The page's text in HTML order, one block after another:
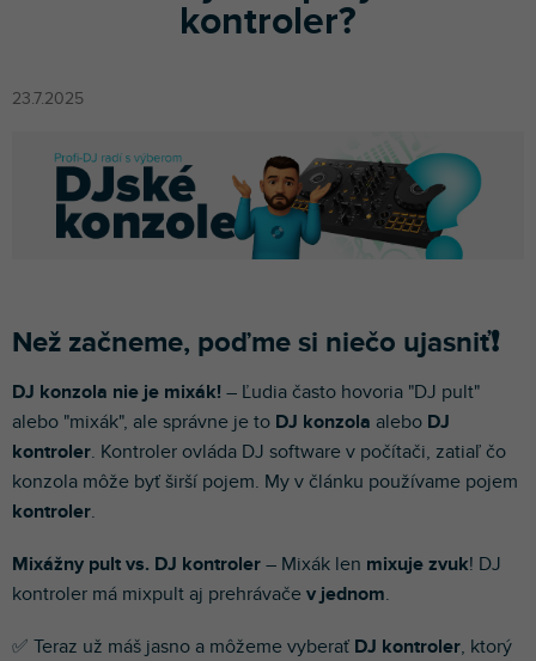
kontroler?
23.7.2025
Než začneme, poďme si niečo ujasniť❗️
DJ konzola nie je mixák! – Ľudia často hovoria "DJ pult"
alebo "mixák", ale správne je to DJ konzola alebo DJ
kontroler. Kontroler ovláda DJ software v počítači, zatiaľ čo
konzola môže byť širší pojem. My v článku používame pojem
kontroler.
Mixážny pult vs. DJ kontroler – Mixák len mixuje zvuk! DJ
kontroler má mixpult aj prehrávače v jednom.
✅ Teraz už máš jasno a môžeme vyberať DJ kontroler, ktorý